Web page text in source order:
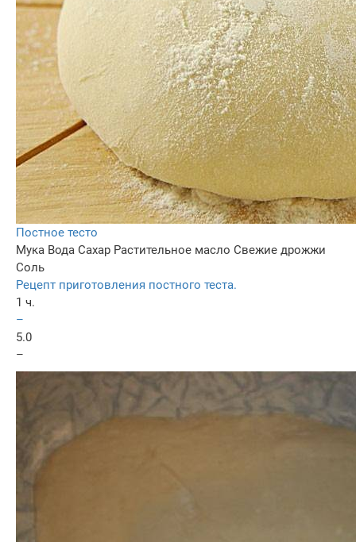
Постное тесто
Мука Вода Сахар Растительное масло Свежие дрожжи
Соль
Рецепт приготовления постного теста.
1 ч.
–
5.0
–